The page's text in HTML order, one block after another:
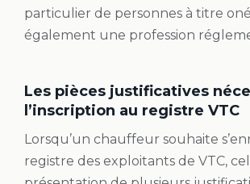
particulier de personnes à titre
également une profession
Les pièces justificatives
l’inscription au registre VTC
Lorsqu’un chauffeur souhaite
registre des exploitants de VTC,